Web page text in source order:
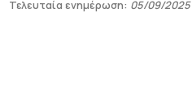
Τελευταία ενημέρωση: 05/09/2025